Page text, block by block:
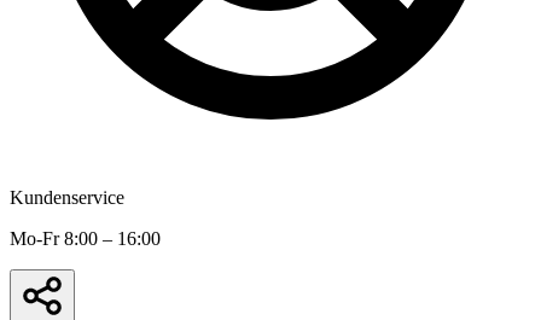
Kundenservice
Mo-Fr 8:00 – 16:00